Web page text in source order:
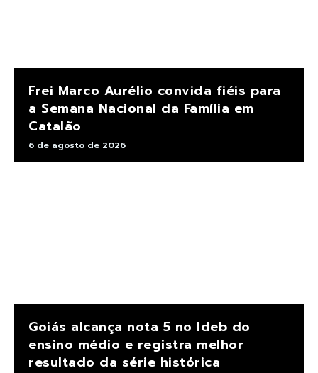
Frei Marco Aurélio convida fiéis para
a Semana Nacional da Família em
Catalão
6 de agosto de 2026
Goiás alcança nota 5 no Ideb do
ensino médio e registra melhor
resultado da série histórica